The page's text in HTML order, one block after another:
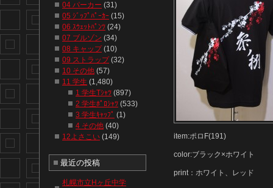
item:ポロF(191)
color:ブラック×ホワイト
print：ホワイト、レッド
04 パーカー (31)
05 ｼﾞｯﾌﾟﾊﾟｰｶｰ (15)
06 ｽｳｪｯﾄﾊﾟﾝﾂ (24)
07 ブルゾン (34)
08 キャップ(10)
09 ストラップ(32)
10 その他 (57)
11 学生 (1,480)
1 学生Tｼｬﾂ (897)
2 学生ﾎﾟﾛｼｬﾂ (533)
3 学生ｷｬｯﾌﾟ (1)
4 その他 (40)
12よさこい (149)
最近の投稿
札幌市立Hヶ丘中学